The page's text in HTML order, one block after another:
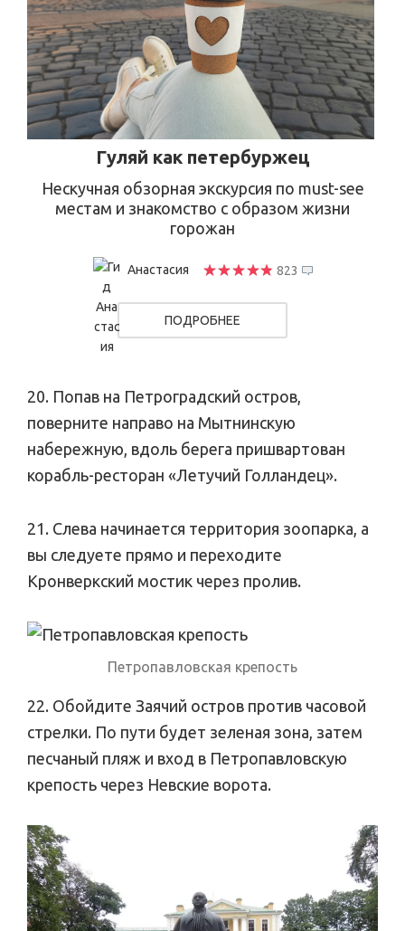
Гуляй как петербуржец
Нескучная обзорная экскурсия по must-see
местам и знакомство с образом жизни
горожан
Анастасия 823
ПОДРОБНЕЕ
20. Попав на Петроградский остров,
поверните направо на Мытнинскую
набережную, вдоль берега пришвартован
корабль-ресторан «Летучий Голландец».
21. Слева начинается территория зоопарка, а
вы следуете прямо и переходите
Кронверкский мостик через пролив.
Петропавловская крепость
22. Обойдите Заячий остров против часовой
стрелки. По пути будет зеленая зона, затем
песчаный пляж и вход в Петропавловскую
крепость через Невские ворота.